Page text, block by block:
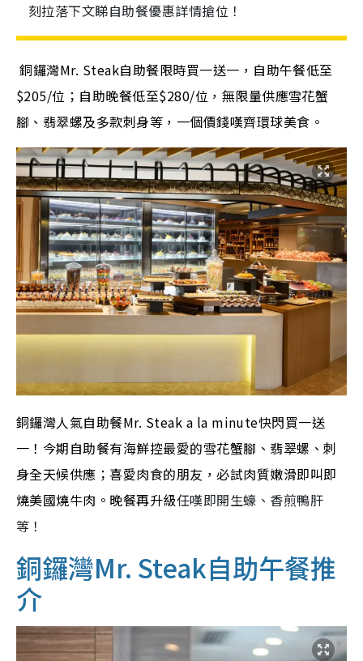
刻拉落下文睇自助餐優惠詳情搶位！
銅鑼灣Mr. Steak自助餐限時買一送一，自助午餐低至
$205/位；自助晚餐低至$280/位，無限量供應雪花蟹
腳、翡翠螺及多款刺身等，一個價錢嘆齊環球美食。
銅鑼灣人氣自助餐Mr. Steak a la minute快閃買一送
一！今期自助餐有海鮮控最愛的雪花蟹腳、翡翠螺、刺
身全天候供應；喜愛肉食的朋友，必試肉質嫩滑即叫即
燒美國燒牛肉。晚餐再升級任嘆即開生蠔、香煎鴨肝
等！
銅鑼灣Mr. Steak自助午餐推
介